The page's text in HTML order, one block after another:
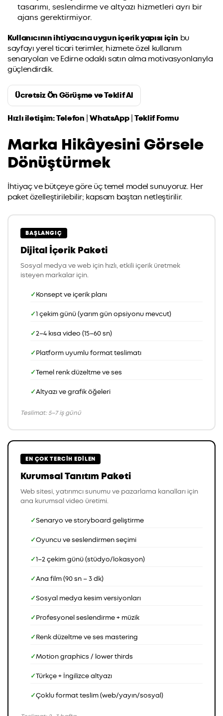
tasarımı, seslendirme ve altyazı hizmetleri ayrı bir
ajans gerektirmiyor.
Kullanıcının ihtiyacına uygun içerik yapısı için bu
sayfayı yerel ticari terimler, hizmete özel kullanım
senaryoları ve Edirne odaklı satın alma motivasyonlarıyla
güçlendirdik.
Ücretsiz Ön Görüşme ve Teklif Al
Hızlı iletişim:Telefon |WhatsApp|Teklif Formu
Marka Hikâyesini Görsele
Dönüştürmek
İhtiyaç ve bütçeye göre üç temel model sunuyoruz. Her
paket özelleştirilebilir; kapsam baştan netleştirilir.
BAŞLANGIÇ
Dijital İçerik Paketi
Sosyal medya ve web için hızlı, etkili içerik üretmek
isteyen markalar için.
Konsept ve içerik planı
1 çekim günü (yarım gün opsiyonu mevcut)
2–4 kısa video (15–60 sn)
Platform uyumlu format teslimatı
Temel renk düzeltme ve ses
Altyazı ve grafik öğeleri
Teslimat: 5–7 iş günü
EN ÇOK TERCIH EDILEN
Kurumsal Tanıtım Paketi
Web sitesi, yatırımcı sunumu ve pazarlama kanalları için
ana kurumsal video üretimi.
Senaryo ve storyboard geliştirme
Oyuncu ve seslendirmen seçimi
1–2 çekim günü (stüdyo/lokasyon)
Ana film (90 sn – 3 dk)
Sosyal medya kesim versiyonları
Profesyonel seslendirme + müzik
Renk düzeltme ve ses mastering
Motion graphics / lower thirds
Türkçe + İngilizce altyazı
Çoklu format teslim (web/yayın/sosyal)